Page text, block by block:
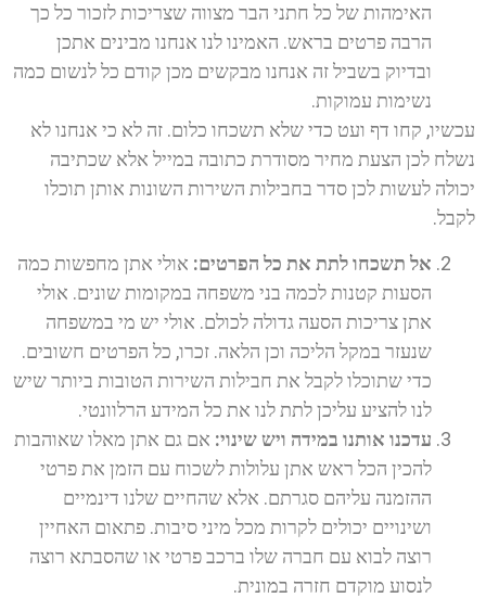
האימהות של כל חתני הבר מצווה שצריכות לזכור כל כך
הרבה פרטים בראש. האמינו לנו אנחנו מבינים אתכן
ובדיוק בשביל זה אנחנו מבקשים מכן קודם כל לנשום כמה
נשימות עמוקות.
עכשיו, קחו דף ועט כדי שלא תשכחו כלום. זה לא כי אנחנו לא
נשלח לכן הצעת מחיר מסודרת כתובה במייל אלא שכתיבה
יכולה לעשות לכן סדר בחבילות השירות השונות אותן תוכלו
לקבל.
אל תשכחו לתת את כל הפרטים: אולי אתן מחפשות כמה
הסעות קטנות לכמה בני משפחה במקומות שונים. אולי
אתן צריכות הסעה גדולה לכולם. אולי יש מי במשפחה
שנעזר במקל הליכה וכן הלאה. זכרו, כל הפרטים חשובים.
כדי שתוכלו לקבל את חבילות השירות הטובות ביותר שיש
לנו להציע עליכן לתת לנו את כל המידע הרלוונטי.
עדכנו אותנו במידה ויש שינוי: אם גם אתן מאלו שאוהבות
להכין הכל ראש אתן עלולות לשכוח עם הזמן את פרטי
ההזמנה עליהם סגרתם. אלא שהחיים שלנו דינמיים
ושינויים יכולים לקרות מכל מיני סיבות. פתאום האחיין
רוצה לבוא עם חברה שלו ברכב פרטי או שהסבתא רוצה
לנסוע מוקדם חזרה במונית.